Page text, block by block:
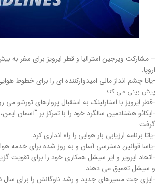
اروپا.
پیش بینی می کند.
-قطر ایرویز با استارلینک به استقبال پروازهای تورنتو می
-ایکائو هشتادمین سالگرد خود را با تمرکز بر “آسمان
گرفت.
-یاتا برنامه ارزیابی بار هوایی را راه اندازی کرد.
-یاسا قوانین دسترسی آسان و به روز شده برای خدمه
-اتحاد ایرویز و ایر سیشل همکاری خود را برای تقویت
و سیشل تعمیق می دهند.
-ایزی جت مسیرهای جدید و رشد ناوگانش را برای سال ۲۰۲۵ اعلام می کند.